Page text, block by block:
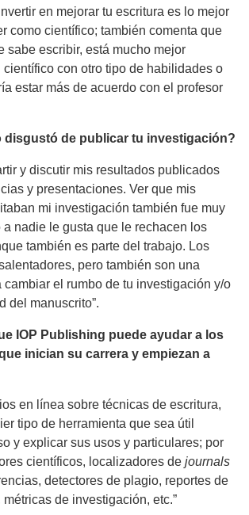
en mejorar tu escritura es lo mejor
como científico; también comenta que
sabe escribir, está mucho mejor
con otro tipo de habilidades o
estar más de acuerdo con el profesor
disgustó de publicar tu investigación?
y discutir mis resultados publicados
y presentaciones. Ver que mis
mi investigación también fue muy
a nadie le gusta que le rechacen los
también es parte del trabajo. Los
pero también son una
cambiar el rumbo de tu investigación y/o
del manuscrito”.
IOP Publishing puede ayudar a los
inician su carrera y empiezan a
en línea sobre técnicas de escritura,
tipo de herramienta que sea útil
y explicar sus usos y particulares; por
científicos, localizadores de journals
detectores de plagio, reportes de
métricas de investigación, etc.”